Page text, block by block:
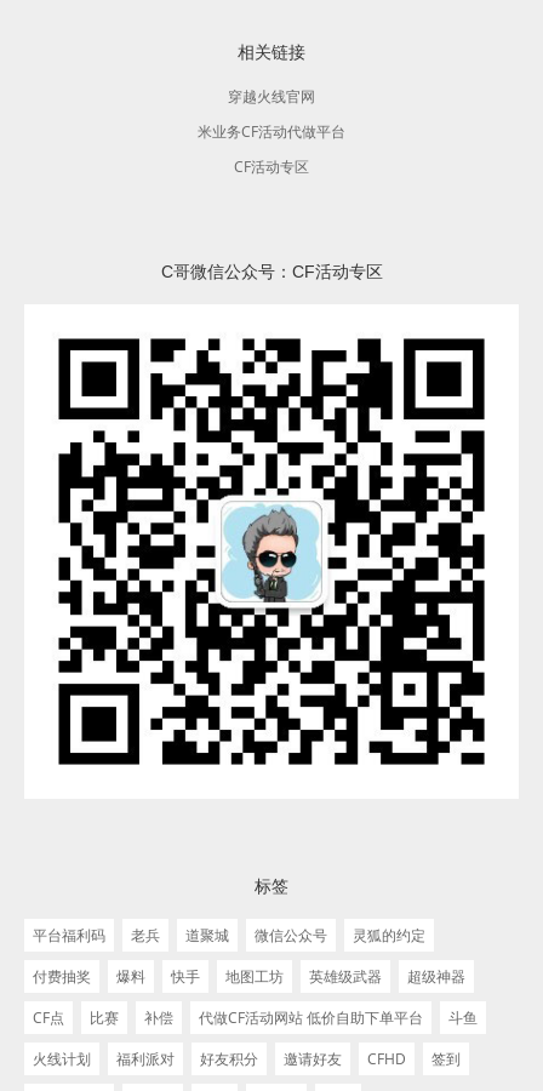
相关链接
穿越火线官网
米业务CF活动代做平台
CF活动专区
C哥微信公众号：CF活动专区
标签
平台福利码 老兵 道聚城 微信公众号
灵狐的约定
付费抽奖
爆料 快手 地图工坊 英雄级武器
超级神器
CF点
比赛 补偿 代做CF活动网站 低价自助下单平台
斗鱼
火线计划
福利派对 好友积分 邀请好友 CFHD
签到